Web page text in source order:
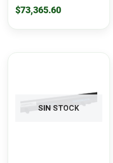
$73,365.60
SIN STOCK